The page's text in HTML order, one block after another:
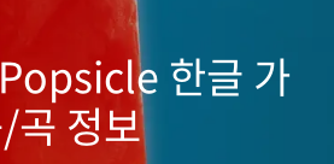
한글 가
정보